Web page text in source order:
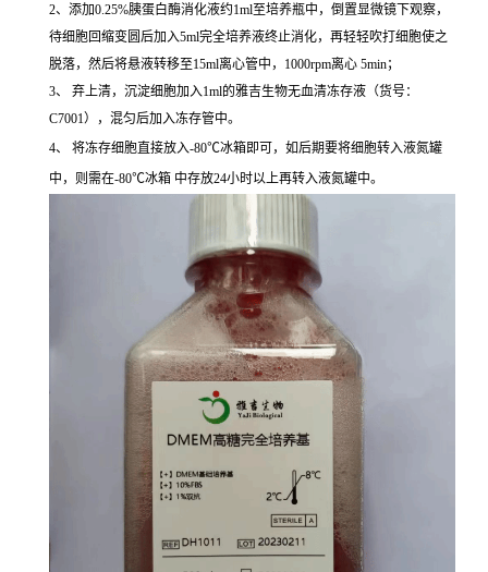
2、添加0.25%胰蛋白酶消化液约1ml至培养瓶中，倒置显微镜下观察，
待细胞回缩变圆后加入5ml完全培养液终止消化，再轻轻吹打细胞使之
脱落，然后将悬液转移至15ml离心管中，1000rpm离心 5min；
3、 弃上清，沉淀细胞加入1ml的雅吉生物无血清冻存液（货号：
C7001），混匀后加入冻存管中。
4、 将冻存细胞直接放入-80℃冰箱即可，如后期要将细胞转入液氮罐
中，则需在-80℃冰箱 中存放24小时以上再转入液氮罐中。